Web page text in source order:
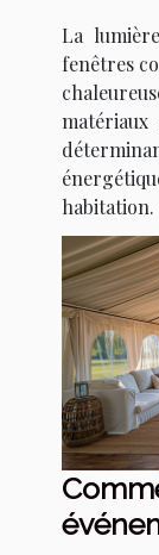
La
fenêtres
habitation.